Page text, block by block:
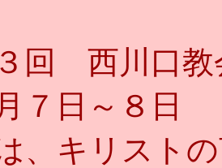
３回 西川口
日～８日
は、キリスト